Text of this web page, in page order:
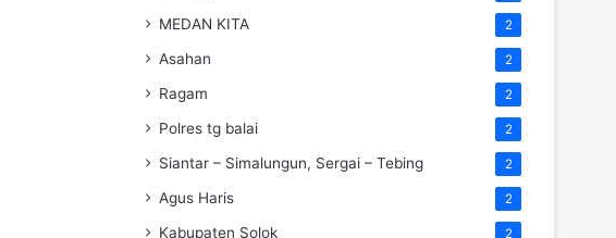
MEDAN KITA 2
Asahan 2
Ragam 2
Polres tg balai 2
Siantar – Simalungun, Sergai – Tebing 2
Agus Haris 2
Kabupaten Solok 2